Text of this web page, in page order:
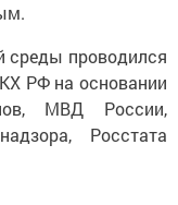
среды проводился
РФ на основании
МВД России,
Росстата